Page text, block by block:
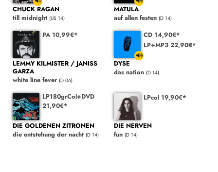
CHUCK RAGAN
till midnight (US 14)
MATULA
auf allen festen (D 14)
PA 10,99€*
LEMMY KILMISTER / JANISS
GARZA
white line fever (D 06)
CD 14,90€*
LP+MP3 22,90€*
DYSE
das nation (D 14)
LP180grCol+DVD
21,90€*
DIE GOLDENEN ZITRONEN
die entstehung der nacht (D 14)
LPcol 19,90€*
DIE NERVEN
fun (D 14)